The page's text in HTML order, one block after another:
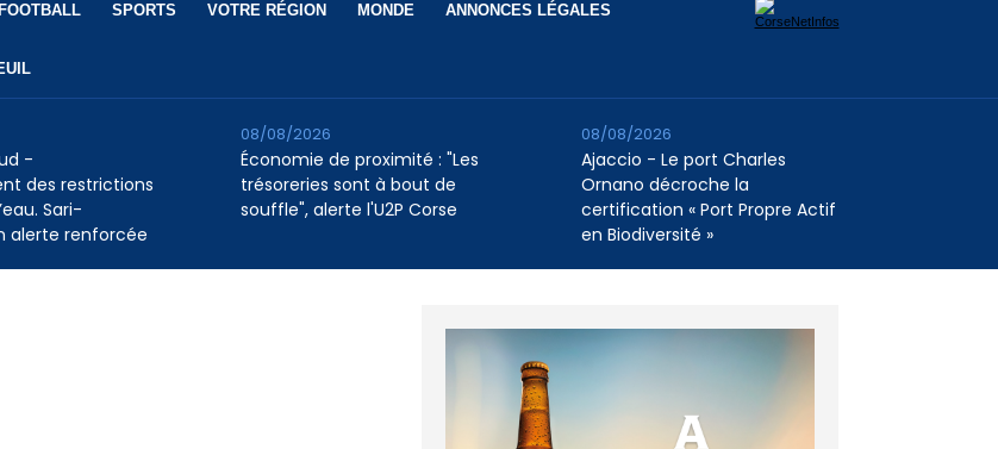
FOOTBALL SPORTS VOTRE RÉGION MONDE ANNONCES LÉGALES
-
des restrictions
Sari-
alerte renforcée
Économie de proximité : "Les
trésoreries sont à bout de
souffle", alerte l'U2P Corse
08/08/2026
Ajaccio - Le port Charles
Ornano décroche la
certification « Port Propre Actif
en Biodiversité »
08/08/2026